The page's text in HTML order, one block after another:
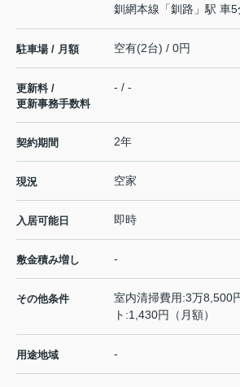
釧網本線 「釧路 」駅 車
駐車場 / 月額 空有(2台) / 0円
更新料 /
更新事務手数料
- / -
契約期間 2年
現況 空家
入居可能日 即時
敷金積み増し -
その他条件
室内清掃費用:3万8,500
ト:1,430円（月額）
用途地域 -